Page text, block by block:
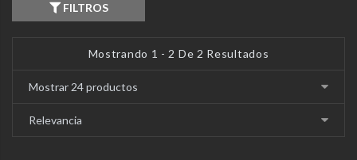
FILTROS
Mostrando 1 - 2 De 2 Resultados